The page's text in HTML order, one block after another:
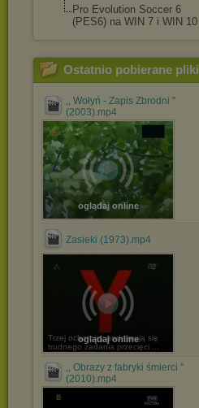
Pro Evolution Soccer 6
(PES6) na WIN 7 i WIN 10
Ostatnio pobierane pliki
,, Wołyń - Zapis Zbrodni ''
(2003).mp4
oglądaj online
Zasieki (1973).mp4
oglądaj online
Trzej ochotnicy podejmują się
trudnego zadania przecięci ...
,, Obrazy z fabryki śmierci ''
(2010).mp4